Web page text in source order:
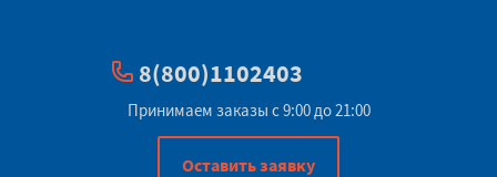
8(800)1102403
Принимаем заказы с 9:00 до 21:00
Оставить заявку